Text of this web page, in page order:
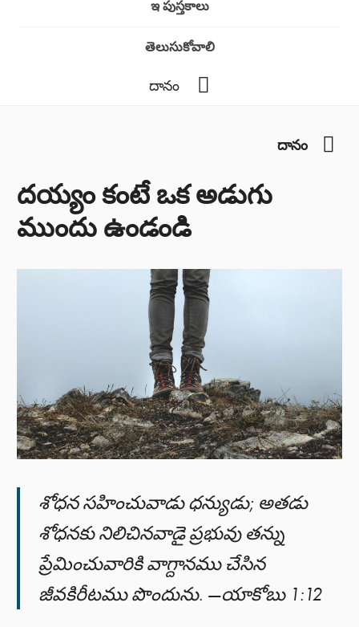
ఇ పుస్తకాలు
తెలుసుకోవాలి
దానం
దానం
దయ్యం కంటే ఒక అడుగు
ముందు ఉండండి
శోధన సహించువాడు ధన్యుడు; అతడు
శోధనకు నిలిచినవాడై ప్రభువు తన్ను
ప్రేమించువారికి వాగ్దానము చేసిన
జీవకిరీటము పొందును. —యాకోబు 1:12